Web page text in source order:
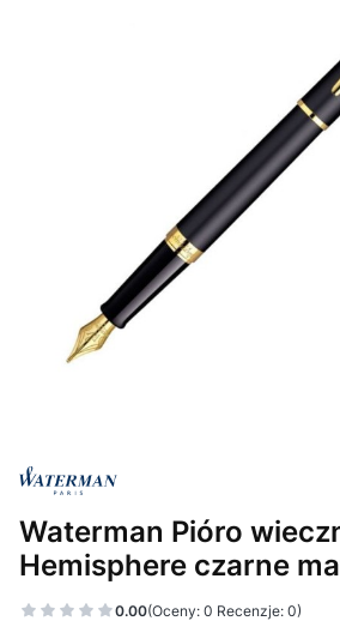
Waterman Pióro
Hemisphere czarne
0.00(Oceny: 0 Recenzje: 0)